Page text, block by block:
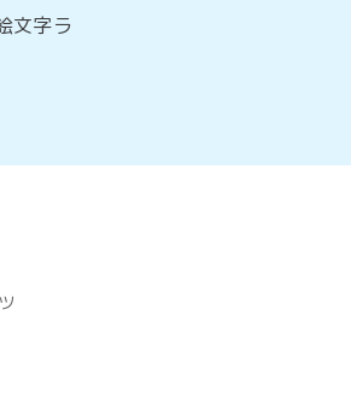
文字ラ